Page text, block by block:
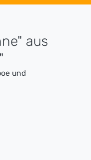
aus
und